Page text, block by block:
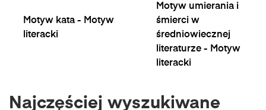
Motyw kata - Motyw
literacki
Motyw umierania i
śmierci w
średniowiecznej
literaturze - Motyw
literacki
Najczęściej wyszukiwane